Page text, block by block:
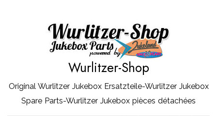
Wurlitzer-Shop
Original Wurlitzer Jukebox Ersatzteile-Wurlitzer Jukebox
Spare Parts-Wurlitzer Jukebox pièces détachées